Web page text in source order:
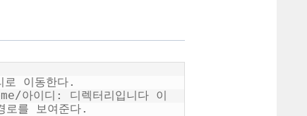
이동한다.
아이디: 디렉터리입니다 이
로를 보여준다.